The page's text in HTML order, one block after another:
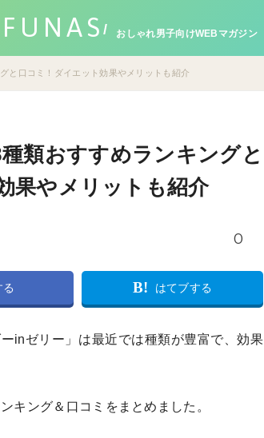
おしゃれ男子向けWEBマガジン
と口コミ！ダイエット効果やメリットも紹介
類おすすめランキングと
果やメリットも紹介
0
B! はてブする
inゼリー」は最近では種類が豊富で、効果
キング＆口コミをまとめました。